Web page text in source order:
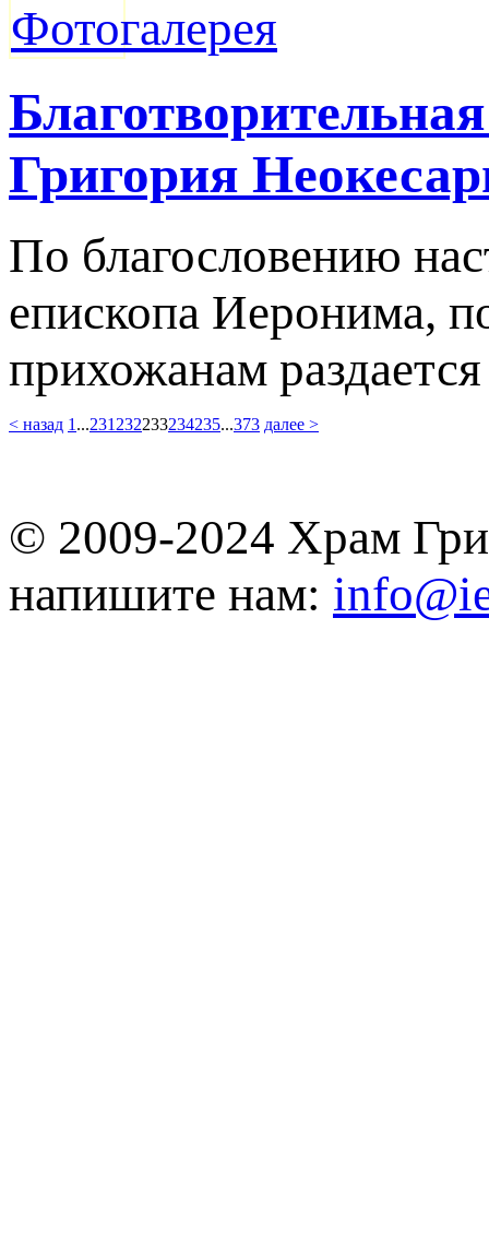
Григория
По благословению
епископа Иеронима,
прихожанам
< назад 1 ...231 232233234235...373 далее >
© 2009-2024 Храм
напишите нам: